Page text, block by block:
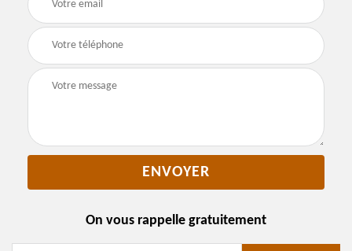
On vous rappelle gratuitement